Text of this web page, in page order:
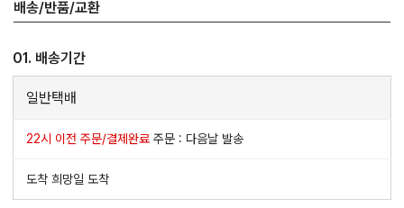
배송/반품/교환
01. 배송기간
일반택배
22시 이전 주문/결제완료 주문 : 다음날 발송
도착 희망일 도착